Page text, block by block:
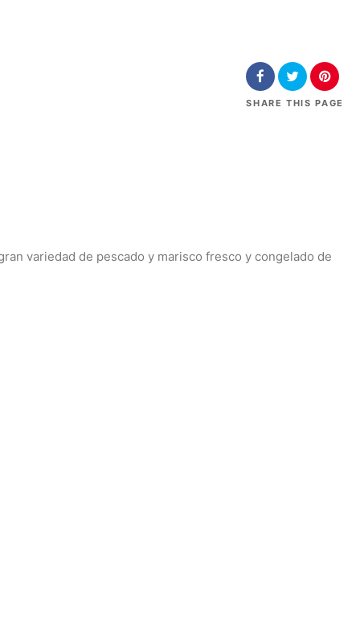
SHARE THIS PAGE
variedad de pescado y marisco fresco y congelado de